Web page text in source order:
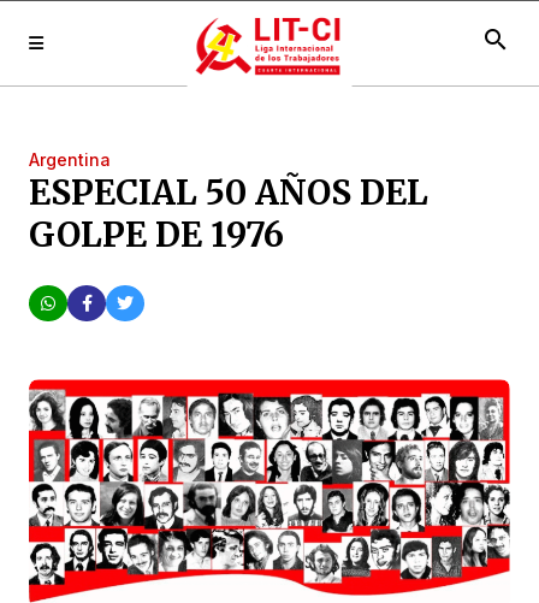
search
Argentina
ESPECIAL 50 AÑOS DEL
GOLPE DE 1976